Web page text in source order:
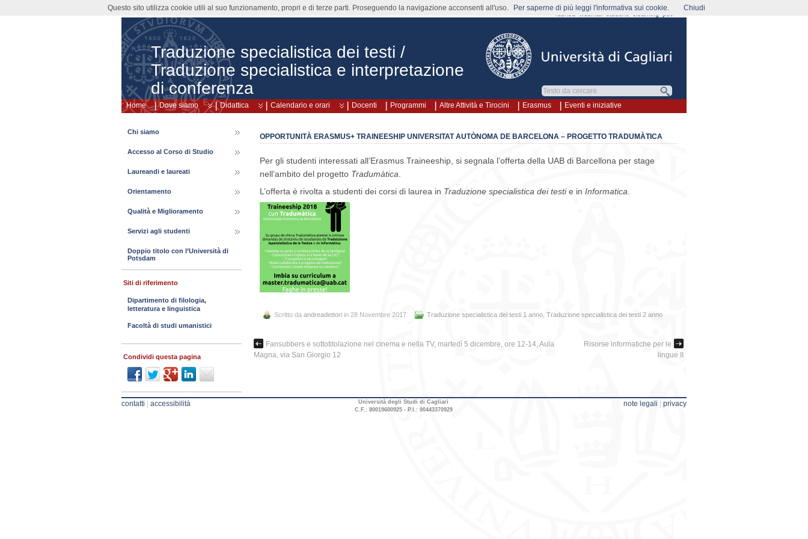
Traduzione specialistica dei testi /
Traduzione specialistica e interpretazione
di conferenza
Home
rubrica webmail
Dove siamo Didattica Calendario e orari Docenti Programmi Altre Attività e Tirocini Erasmus Eventi e iniziative
OPPORTUNITÀ ERASMUS+ TRAINEESHIP UNIVERSITAT AUTÒNOMA DE BARCELONA – PROGETTO TRADUMÀTICA
Per gli studenti interessati all’Erasmus Traineeship, si segnala l’offerta della UAB di Barcellona per stage
nell’ambito del progetto Tradumàtica
L’offerta è rivolta a studenti dei corsi di laurea in Traduzione specialistica dei testie in Informatica
Scritto da andreadettori in 28 Novembre 2017 Traduzione specialistica dei testi 1 anno Traduzione specialistica dei testi 2 anno
Fansubbers e sottotitolazione nel cinema e nella TV, martedì 5 dicembre, ore 12-14, Aula
Magna, via San Giorgio 12
Risorse informatiche per le
lingue II
Chi siamo
Accesso al Corso di Studio
Laureandi e laureati
Orientamento
Qualità e Miglioramento
Servizi agli studenti
Doppio titolo con l’Università di
Potsdam
Siti di riferimento
Dipartimento di filologia,
letteratura e linguistica
Facoltà di studi umanistici
Condividi questa pagina
contatti accessibilità
Università degli Studi di Cagliari
C.F.: 80019600925 - P.I.: 00443370929
note legali privacy
Questo sito utilizza cookie utili al suo funzionamento, propri e di terze parti. Proseguendo la navigazione acconsenti all'uso. Per saperne di più leggi l'informativa sui cookie. Chiudi